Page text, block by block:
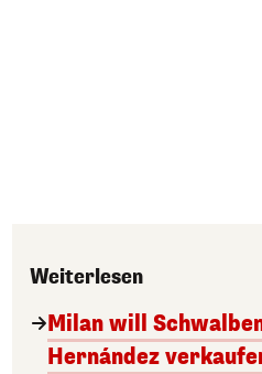
Weiterlesen
Milan will
Hernández